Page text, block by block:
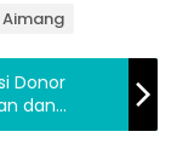
Donor
dan